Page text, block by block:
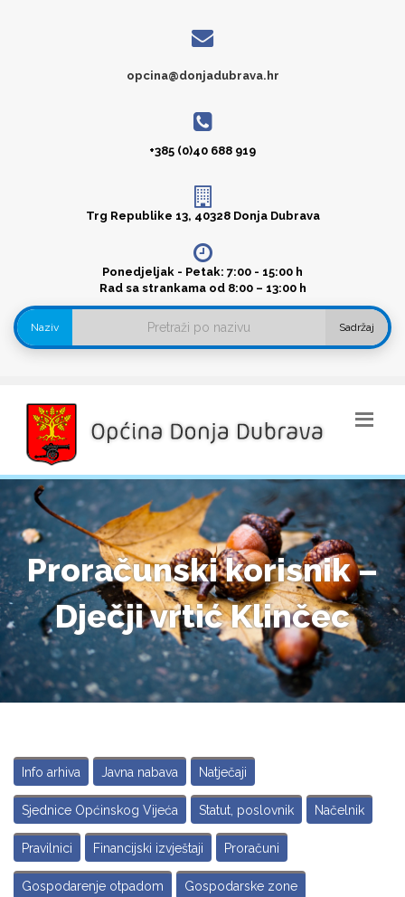
opcina@donjadubrava.hr
+385 (0)40 688 919
Trg Republike 13, 40328 Donja Dubrava
Ponedjeljak - Petak: 7:00 - 15:00 h
Rad sa strankama od 8:00 – 13:00 h
Naziv Sadržaj
Proračunski korisnik –
Dječji vrtić Klinčec
Info arhiva Javna nabava Natječaji
Sjednice Općinskog Vijeća Statut, poslovnik Načelnik
Pravilnici Financijski izvještaji Proračuni
Gospodarenje otpadom Gospodarske zone